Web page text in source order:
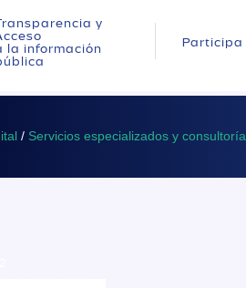
y
la información
Participa
/ Servicios especializados y consultoría